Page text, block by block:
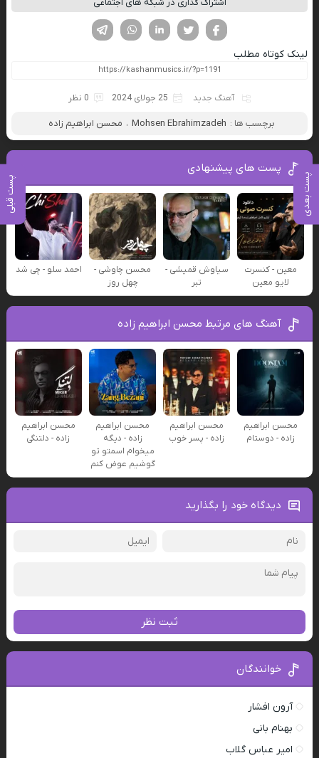
پست بعدی پست قبلی
اشتراک گذاری در شبکه های اجتماعی
لینکدین تویتر
فیسوک
لینک کوتاه مطلب
آهنگ جدید 25 جولای 2024 0 نظر
برچسب ها : Mohsen Ebrahimzadeh ، محسن ابراهیم زاده
پست های پیشنهادی
معین - کنسرت
لایو معین
سیاوش قمیشی -
تبر
محسن چاوشی -
چهل روز
احمد سلو - چی شد
آهنگ های مرتبط محسن ابراهیم زاده
محسن ابراهیم
زاده - دوستام
محسن ابراهیم
زاده - پسر خوب
محسن ابراهیم
زاده - دیگه
میخوام اسمتو تو
گوشیم عوض کنم
محسن ابراهیم
زاده - دلتنگی
دیدگاه خود را بگذارید
ثبت نظر
خوانندگان
آرون افشار
بهنام بانی
امیر عباس گلاب